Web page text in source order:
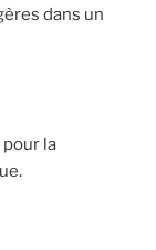
dans un
la